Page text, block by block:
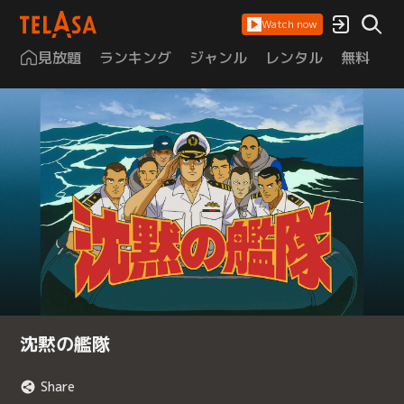
Watch now
見放題 ランキング ジャンル レンタル 無料
沈黙の艦隊
Share